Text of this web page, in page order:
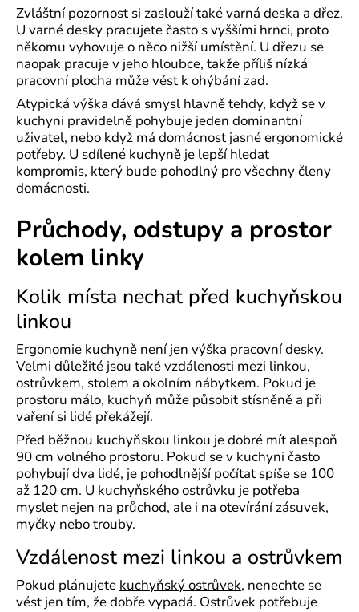
Zvláštní pozornost si zaslouží také varná deska a dřez.
U varné desky pracujete často s vyššími hrnci, proto
někomu vyhovuje o něco nižší umístění. U dřezu se
naopak pracuje v jeho hloubce, takže příliš nízká
pracovní plocha může vést k ohýbání zad.
Atypická výška dává smysl hlavně tehdy, když se v
kuchyni pravidelně pohybuje jeden dominantní
uživatel, nebo když má domácnost jasné ergonomické
potřeby. U sdílené kuchyně je lepší hledat
kompromis, který bude pohodlný pro všechny členy
domácnosti.
Průchody, odstupy a prostor
kolem linky
Kolik místa nechat před kuchyňskou
linkou
Ergonomie kuchyně není jen výška pracovní desky.
Velmi důležité jsou také vzdálenosti mezi linkou,
ostrůvkem, stolem a okolním nábytkem. Pokud je
prostoru málo, kuchyň může působit stísněně a při
vaření si lidé překážejí.
Před běžnou kuchyňskou linkou je dobré mít alespoň
90 cm volného prostoru. Pokud se v kuchyni často
pohybují dva lidé, je pohodlnější počítat spíše se 100
až 120 cm. U kuchyňského ostrůvku je potřeba
myslet nejen na průchod, ale i na otevírání zásuvek,
myčky nebo trouby.
Vzdálenost mezi linkou a ostrůvkem
Pokud plánujete kuchyňský ostrůvek, nenechte se
vést jen tím, že dobře vypadá. Ostrůvek potřebuje